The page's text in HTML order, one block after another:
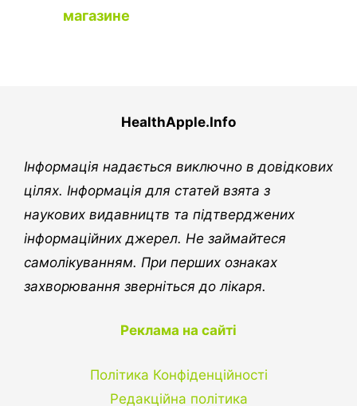
магазине
HealthApple.Info
Інформація надається виключно в довідкових
цілях. Інформація для статей взята з
наукових видавництв та підтверджених
інформаційних джерел. Не займайтеся
самолікуванням. При перших ознаках
захворювання зверніться до лікаря.
Реклама на сайті
Політика Конфіденційності
Редакційна політика